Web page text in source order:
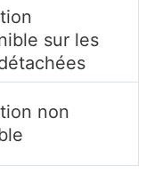
sur les
non